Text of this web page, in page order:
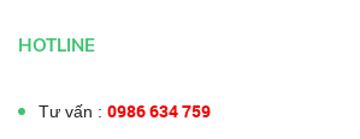
HOTLINE
Tư vấn : 0986 634 759